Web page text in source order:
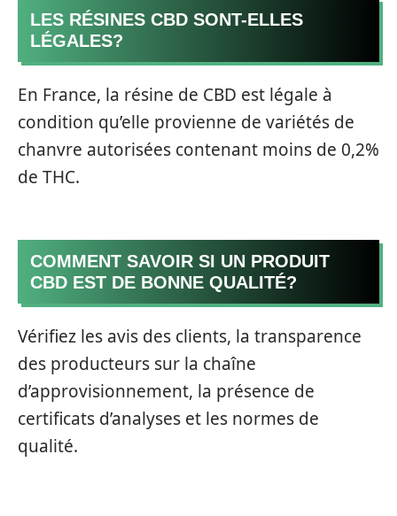
LES RÉSINES CBD SONT-ELLES
LÉGALES?
En France, la résine de CBD est légale à
condition qu’elle provienne de variétés de
chanvre autorisées contenant moins de 0,2%
de THC.
COMMENT SAVOIR SI UN PRODUIT
CBD EST DE BONNE QUALITÉ?
Vérifiez les avis des clients, la transparence
des producteurs sur la chaîne
d’approvisionnement, la présence de
certificats d’analyses et les normes de
qualité.